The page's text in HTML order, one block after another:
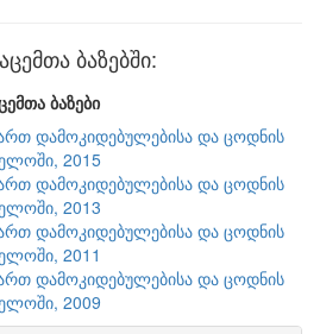
ბაზებში:
ბაზები
დამოკიდებულებისა და ცოდნის
2015
დამოკიდებულებისა და ცოდნის
2013
დამოკიდებულებისა და ცოდნის
2011
დამოკიდებულებისა და ცოდნის
2009